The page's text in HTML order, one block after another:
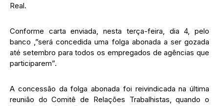
Real.
Conforme carta enviada, nesta terça-feira, dia 4, pelo
banco ,”será concedida uma folga abonada a ser gozada
até setembro para todos os empregados de agências que
participarem”.
A concessão da folga abonada foi reivindicada na última
reunião do Comitê de Relações Trabalhistas, quando o